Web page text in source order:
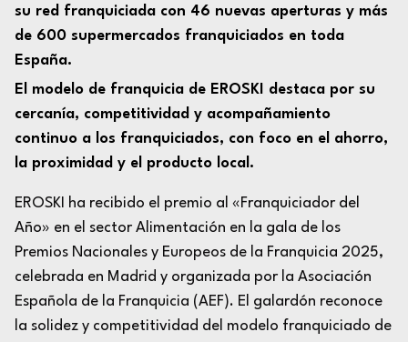
su red franquiciada con 46 nuevas aperturas y más
de 600 supermercados franquiciados en toda
España.
El modelo de franquicia de EROSKI destaca por su
cercanía, competitividad y acompañamiento
continuo a los franquiciados, con foco en el ahorro,
la proximidad y el producto local.
EROSKI ha recibido el premio al «Franquiciador del
Año» en el sector Alimentación en la gala de los
Premios Nacionales y Europeos de la Franquicia 2025,
celebrada en Madrid y organizada por la Asociación
Española de la Franquicia (AEF). El galardón reconoce
la solidez y competitividad del modelo franquiciado de